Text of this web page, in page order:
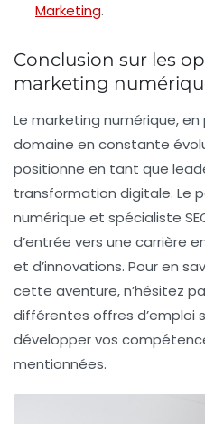
Marketing.
Conclusion sur les
marketing
Le marketing numérique, en
domaine en constante
positionne en tant que
transformation digitale. Le
numérique et spécialiste
d’entrée vers une carrière
et d’innovations. Pour en
cette aventure, n’hésitez
différentes offres d’emploi
développer vos
mentionnées.